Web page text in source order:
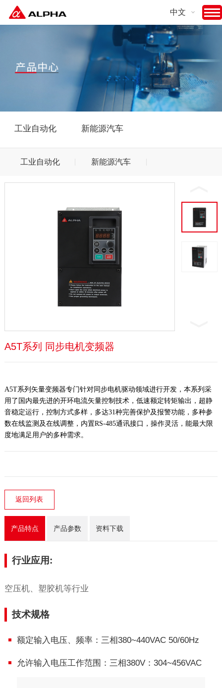
中文
工业自动化 新能源汽车
工业自动化 新能源汽车
A5T系列 同步电机变频器
A5T系列矢量变频器专门针对同步电机驱动领域进行开发，本系列采
用了国内最先进的开环电流矢量控制技术，低速额定转矩输出，超静
音稳定运行，控制方式多样，多达31种完善保护及报警功能，多种参
数在线监测及在线调整，内置RS-485通讯接口，操作灵活，能最大限
度地满足用户的多种需求。
返回列表
产品特点 产品参数 资料下载
行业应用:
空压机、塑胶机等行业
技术规格
额定输入电压、频率：三相380~440VAC 50/60Hz
允许输入电压工作范围：三相380V：304~456VAC